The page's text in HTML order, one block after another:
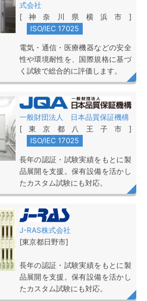
式会社
[神奈川県横浜市]
電気・通信・医療機器などの安全
性や環境耐性を、国際規格に基づ
く試験で総合的に評価します。
一般財団法人 日本品質保証機構
[東京都八王子市]
長年の認証・試験実績をもとに製
品展開を支援。保有設備を活かし
たカスタム試験にも対応。
J-RAS株式会社
[東京都日野市]
長年の認証・試験実績をもとに製
品展開を支援。保有設備を活かし
たカスタム試験にも対応。